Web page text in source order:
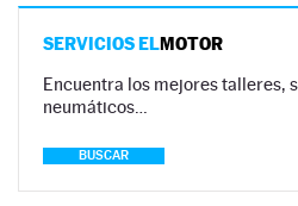
SERVICIOS ELMOTOR
Encuentra los mejores talleres,
neumáticos…
BUSCAR